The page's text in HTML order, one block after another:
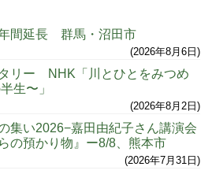
間延長 群馬・沼田市
2026年8月6日
リー NHK「川とひとをみつめ
生〜」
2026年8月2日
集い2026−嘉田由紀子さん講演会
の預かり物』ー8/8、熊本市
2026年7月31日